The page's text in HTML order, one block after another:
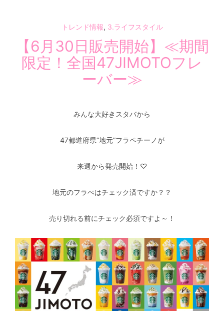
トレンド情報, 3.ライフスタイル
【6月30日販売開始】≪期間
限定！全国47JIMOTOフレ
ーバー≫
みんな大好きスタバから
47都道府県“地元”フラペチーノが
来週から発売開始！♡
地元のフラぺはチェック済ですか？？
売り切れる前にチェック必須ですよ～！